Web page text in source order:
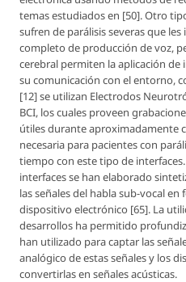
temas estudiados en [50]. Otro
sufren de parálisis severas que
completo de producción de voz,
cerebral permiten la aplicación de
su comunicación con el entorno,
[12] se utilizan Electrodos
BCI, los cuales proveen
útiles durante aproximadamente
necesaria para pacientes con
tiempo con este tipo de
interfaces se han elaborado
las señales del habla sub-vocal
dispositivo electrónico [65]. La
desarrollos ha permitido
han utilizado para captar las
analógico de estas señales y los
convertirlas en señales acústicas.